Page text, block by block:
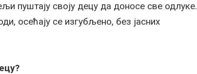
пуштају своју децу да доносе све одлуке.
осећају се изгубљено, без јасних